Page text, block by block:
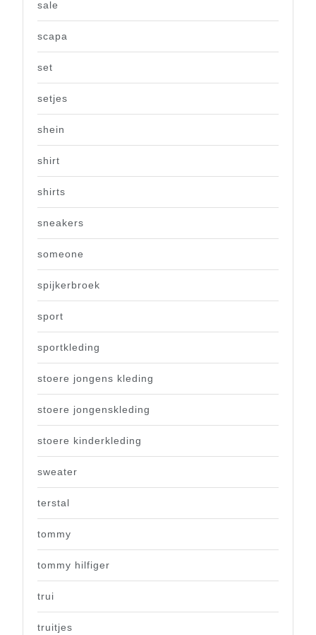
sale
scapa
set
setjes
shein
shirt
shirts
sneakers
someone
spijkerbroek
sport
sportkleding
stoere jongens kleding
stoere jongenskleding
stoere kinderkleding
sweater
terstal
tommy
tommy hilfiger
trui
truitjes